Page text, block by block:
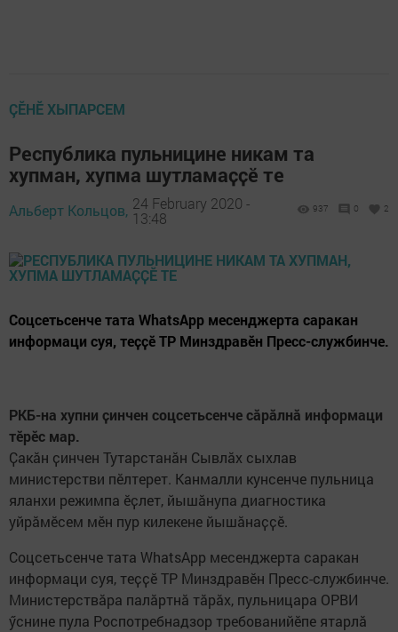
ÇӖНӖ ХЫПАРСЕМ
Республика пульницине никам та
хупман, хупма шутламаҫҫӗ те
Альберт Кольцов, 24 February 2020 -
13:48
937 0 2
Соцсетьсенче тата WhatsApp месенджерта саракан
информаци суя, теҫҫӗ ТР Минздравӗн Пресс-службинче.
РКБ-на хупни ҫинчен соцсетьсенче сӑрӑлнӑ информаци
тӗрӗс мар.
Ҫакӑн ҫинчен Тутарстанӑн Сывлӑх сыхлав
министерстви пӗлтерет. Канмалли кунсенче пульница
яланхи режимпа ӗҫлет, йышӑнупа диагностика
уйрӑмӗсем мӗн пур килекене йышӑнаҫҫӗ.
Соцсетьсенче тата WhatsApp месенджерта саракан
информаци суя, теҫҫӗ ТР Минздравӗн Пресс-службинче.
Министерствӑра палӑртнӑ тӑрӑх, пульницара ОРВИ
ӳснине пула Роспотребнадзор требованийӗпе ятарлӑ